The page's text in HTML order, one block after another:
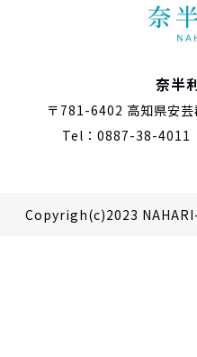
奈半
〒781-6402 高知県安芸
Tel：0887-38-
Copyrigh(c)2023